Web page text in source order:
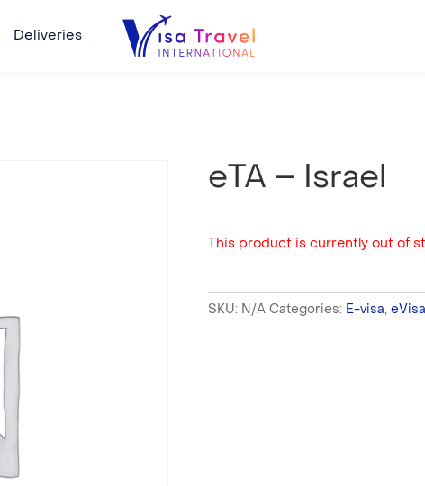
Deliveries
eTA – Israel
This product is currently out of
SKU: N/A Categories: E-visa, eVisa